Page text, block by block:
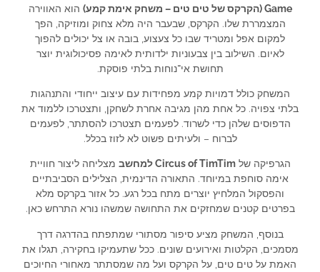
Game (הקרקס של טים טים – משחק אימת קמע)
הוא האווירה
המצמררת שלו. הקרקס, שבעבר היה מלא צחוק ומוזיקה, הפך
למקום אפל ומטריד שבו כל צעצוע, בובה או צל יכולים להפוך
לאיום. השילוב בין צבעוניות ילדותית לאימה פסיכולוגית יוצר
תחושת אי־נוחות בלתי פוסקת.
המשחק כולל דמויות קמע מפחידות עם עיצוב ייחודי והתנהגות
בלתי צפויה. כל אחת מהן מגיבה אחרת לשחקן, ותצטרכו ללמוד את
הדפוסים שלהן כדי לשרוד. לפעמים תצטרכו להסתתר, לפעמים
לברוח – ולעיתים פשוט לא לזוז בכלל.
הגרפיקה שלCircus of TimTim למחשב
מצליחה ליצור חוויית
אימה סוחפת במיוחד. התאורה הדינמית, הצלילים הסביבתיים
והפסקול המלחיץ יוצרים מתח בכל רגע. כל אזור בקרקס מלא
בפרטים קטנים שמחזקים את התחושה שמשהו נורא התרחש כאן.
בנוסף, המשחק מציע סיפור מסתורי שמתפתח בהדרגה דרך
מסמכים, הקלטות ואירועים שונים. ככל שתעמיקו בחקירה, תגלו את
האמת על טים טים, על הקרקס ועל מה שמסתתר מאחורי החיוכים